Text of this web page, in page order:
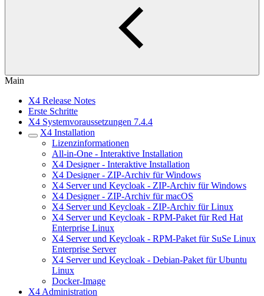
Main
X4 Release Notes
Erste Schritte
X4 Systemvoraussetzungen 7.4.4
X4 Installation
Lizenzinformationen
All-in-One - Interaktive Installation
X4 Designer - Interaktive Installation
X4 Designer - ZIP-Archiv für Windows
X4 Server und Keycloak - ZIP-Archiv für Windows
X4 Designer - ZIP-Archiv für macOS
X4 Server und Keycloak - ZIP-Archiv für Linux
X4 Server und Keycloak - RPM-Paket für Red Hat
Enterprise Linux
X4 Server und Keycloak - RPM-Paket für SuSe Linux
Enterprise Server
X4 Server und Keycloak - Debian-Paket für Ubuntu
Linux
Docker-Image
X4 Administration